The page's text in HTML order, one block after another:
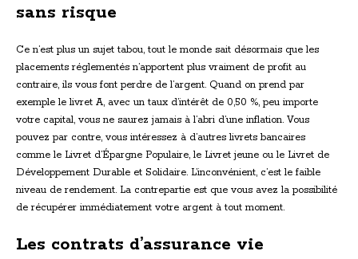
sans risque
Ce n’est plus un sujet tabou, tout le monde sait désormais que les
placements réglementés n’apportent plus vraiment de profit au
contraire, ils vous font perdre de l’argent. Quand on prend par
exemple le livret A, avec un taux d’intérêt de 0,50 %, peu importe
votre capital, vous ne saurez jamais à l’abri d’une inflation. Vous
pouvez par contre, vous intéressez à d’autres livrets bancaires
comme le Livret d’Épargne Populaire, le Livret jeune ou le Livret de
Développement Durable et Solidaire. L’inconvénient, c’est le faible
niveau de rendement. La contrepartie est que vous avez la possibilité
de récupérer immédiatement votre argent à tout moment.
Les contrats d’assurance vie